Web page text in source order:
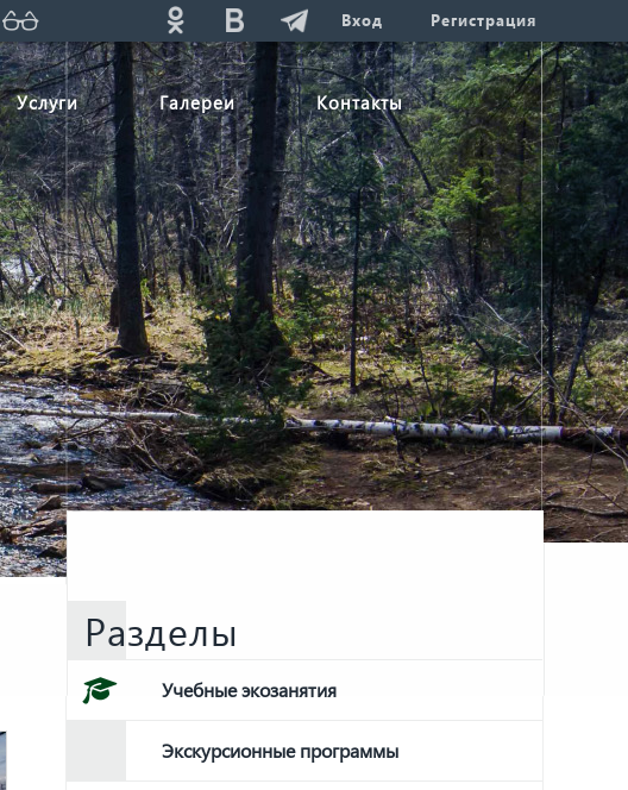
Вход Регистрация
Услуги Галереи Контакты
Разделы
Учебные экозанятия
Экскурсионные программы